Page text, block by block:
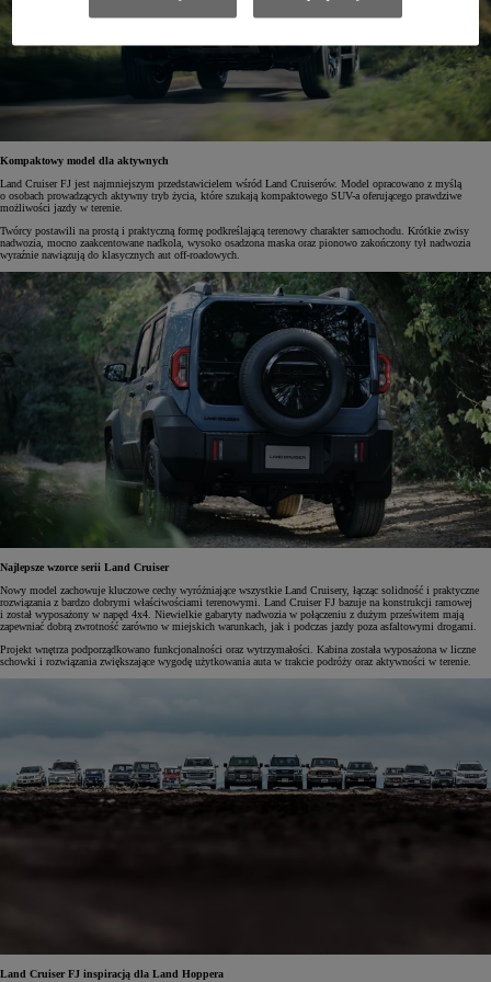
Kompaktowy model dla aktywnych
Land Cruiser FJ jest najmniejszym przedstawicielem wśród Land Cruiserów. Model opracowano z myślą
o osobach prowadzących aktywny tryb życia, które szukają kompaktowego SUV-a oferującego prawdziwe
możliwości jazdy w terenie.
Twórcy postawili na prostą i praktyczną formę podkreślającą terenowy charakter samochodu. Krótkie zwisy
nadwozia, mocno zaakcentowane nadkola, wysoko osadzona maska oraz pionowo zakończony tył nadwozia
wyraźnie nawiązują do klasycznych aut off-roadowych.
Najlepsze wzorce serii Land Cruiser
Nowy model zachowuje kluczowe cechy wyróżniające wszystkie Land Cruisery, łącząc solidność i praktyczne
rozwiązania z bardzo dobrymi właściwościami terenowymi. Land Cruiser FJ bazuje na konstrukcji ramowej
i został wyposażony w napęd 4x4. Niewielkie gabaryty nadwozia w połączeniu z dużym prześwitem mają
zapewniać dobrą zwrotność zarówno w miejskich warunkach, jak i podczas jazdy poza asfaltowymi drogami.
Projekt wnętrza podporządkowano funkcjonalności oraz wytrzymałości. Kabina została wyposażona w liczne
schowki i rozwiązania zwiększające wygodę użytkowania auta w trakcie podróży oraz aktywności w terenie.
Land Cruiser FJ inspiracją dla Land Hoppera